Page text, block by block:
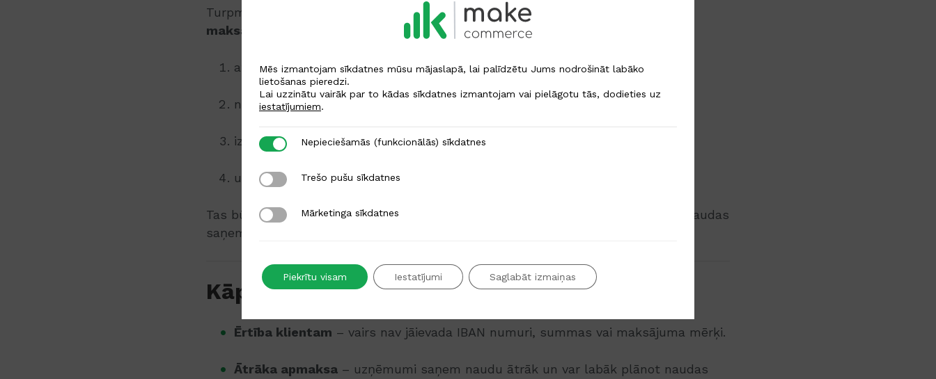
Turpmāk Pats.lv ģenerētajos rēķinos automātiski iekļausies
maksājumu saite
Klients var vienkārši:
atvērt rēķinu,
nospiest uz norēķinu pogas,
izvēlēties sev ērtāko maksājuma veidu,
un apmaksāt rēķinu dažu sekunžu laikā.
Tas būtiski uzlabo rēķinu apmaksas pieredzi, samazina kļūdu risku un paātrina naudas
saņemšanu.
Kāpēc tas ir svarīgi?
Ērtība klientam – vairs nav jāievada IBAN numuri, summas vai maksājuma mērķi.
Ātrāka apmaksa – uzņēmumi saņem naudu ātrāk un var labāk plānot naudas
Mēs izmantojam sīkdatnes mūsu mājaslapā, lai palīdzētu Jums nodrošināt labāko
lietošanas pieredzi.
Lai uzzinātu vairāk par to kādas sīkdatnes izmantojam vai pielāgotu tās, dodieties uz
iestatījumiem.
Nepieciešamās (funkcionālās) sīkdatnes
Nepieciešamās (funkcionālās) sīkdatnes
Trešo pušu sīkdatnes
Trešo pušu sīkdatnes
Mārketinga sīkdatnes
Mārketinga sīkdatnes
Piekrītu visam Iestatījumi Saglabāt izmaiņas